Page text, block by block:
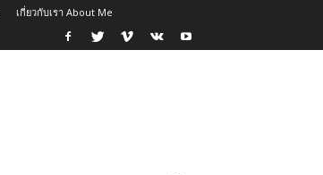
เกี่ยวกับเรา About Me